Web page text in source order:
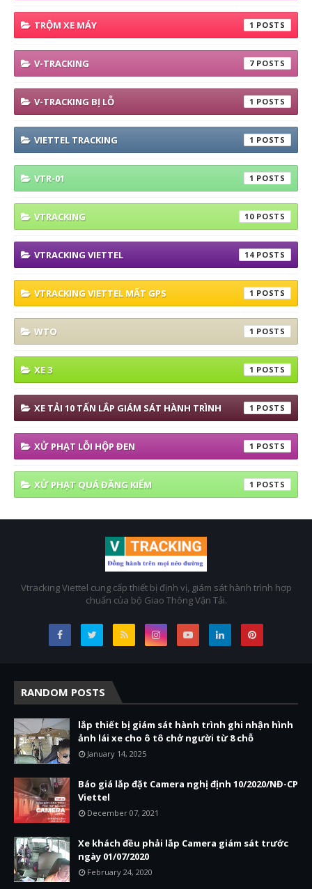
TRỘM XE MÁY 1
V-TRACKING 7
V-TRACKING BỊ LỖ 1
VIETTEL TRACKING 1
VTR-01 1
VTRACKING 10
VTRACKING VIETTEL 14
VTRACKING VIETTEL MẤT GPS 1
WTO 1
XE 3 1
XE TẢI 10 TẤN LẮP GIÁM SÁT HÀNH TRÌNH 1
XỬ PHẠT LỖI HỘP ĐEN 1
XỬ PHẠT QUÁ ĐĂNG KIỂM 1
Vtracking Viettel cung cấp thiết bị định vị, giám sát hành trình hợp
chuẩn của bộ Giao Thông Vận Tải.
RANDOM POSTS
lắp thiết bị giám sát hành trình ghi nhận hình
ảnh lái xe cho ô tô chở người từ 8 chỗ
January 14, 2025
Báo giá lắp đặt Camera nghị định 10/2020/NĐ-CP
Viettel
December 07, 2021
Xe khách đều phải lắp Camera giám sát trước
ngày 01/07/2020
February 24, 2020